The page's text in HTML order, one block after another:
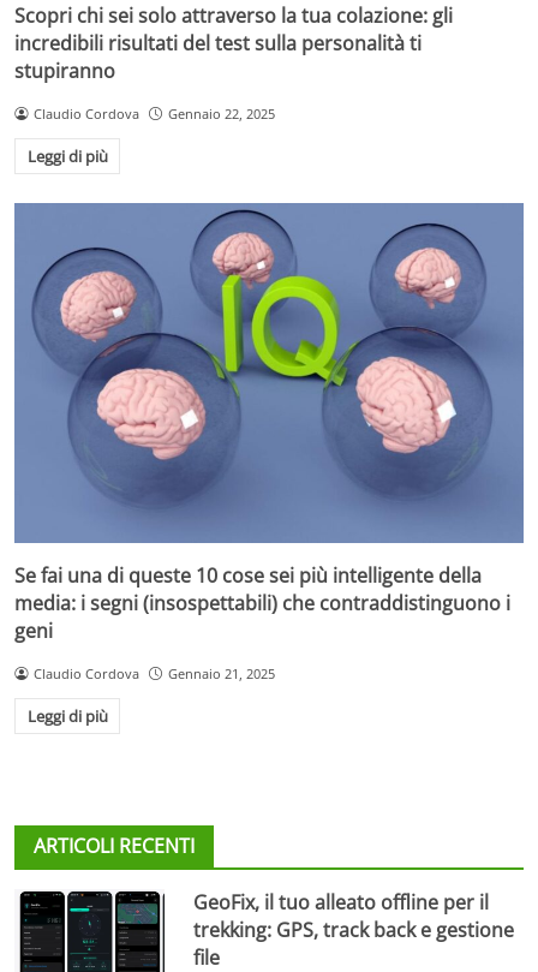
Scopri chi sei solo attraverso la tua colazione: gli
incredibili risultati del test sulla personalità ti
stupiranno
Claudio Cordova Gennaio 22, 2025
Leggi di più
Se fai una di queste 10 cose sei più intelligente della
media: i segni (insospettabili) che contraddistinguono i
geni
Claudio Cordova Gennaio 21, 2025
Leggi di più
ARTICOLI RECENTI
GeoFix, il tuo alleato offline per il
trekking: GPS, track back e gestione
file